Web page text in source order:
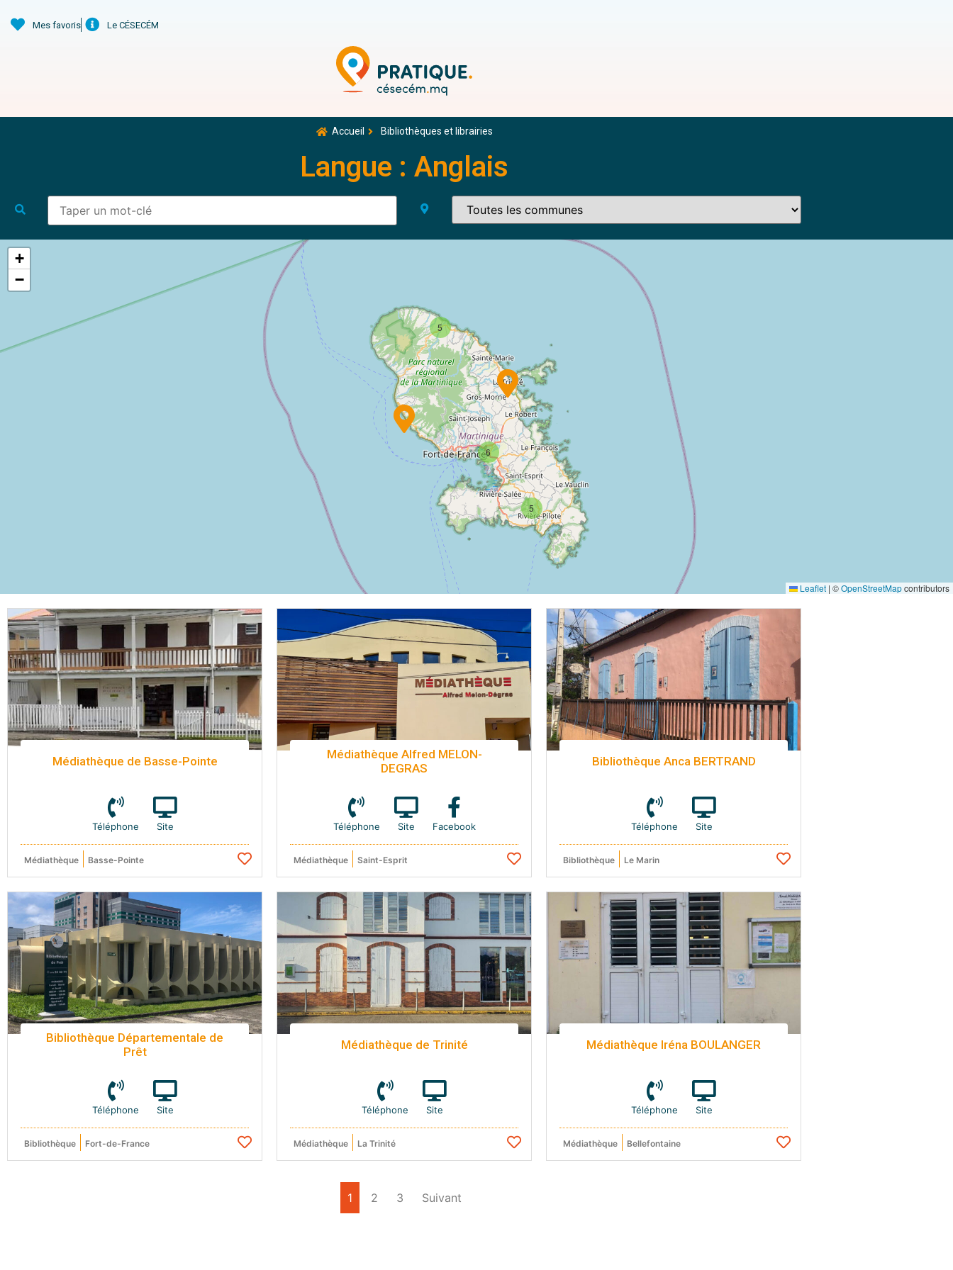
Mes favoris Le CÉSECÉM
Accueil Bibliothèques et librairies
Langue : Anglais
5
6
5
+
−
Leaflet | ©OpenStreetMapcontributors
Médiathèque de Basse-Pointe
Téléphone Site
Médiathèque Basse-Pointe
Médiathèque Alfred MELON-
DEGRAS
Téléphone Site Facebook
Médiathèque Saint-Esprit
Bibliothèque Anca BERTRAND
Téléphone Site
Bibliothèque Le Marin
Bibliothèque Départementale de
Prêt
Téléphone Site
Bibliothèque Fort-de-France
Médiathèque de Trinité
Téléphone Site
Médiathèque La Trinité
Médiathèque Iréna BOULANGER
Téléphone Site
Médiathèque Bellefontaine
1 2 3 Suivant